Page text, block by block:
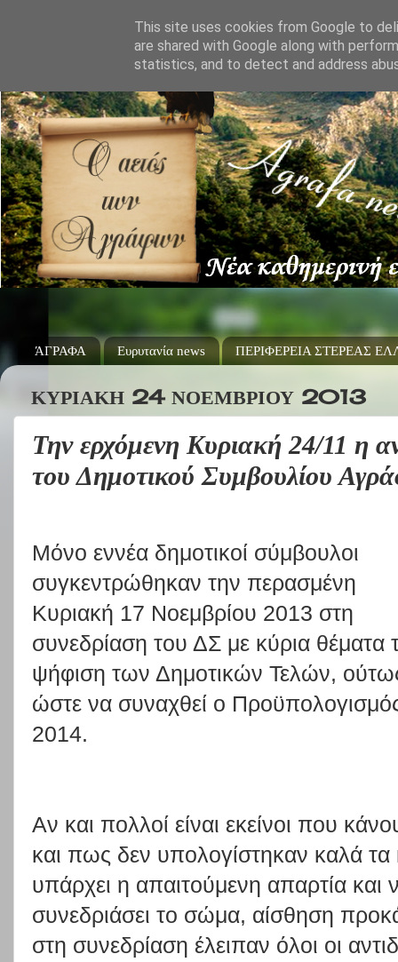
ΆΓΡΑΦΑ Ευρυτανία news ΠΕΡΙΦΕΡΕΙΑ ΣΤΕΡΕΑΣ
ΚΥΡΙΑΚΉ 24 ΝΟΕΜΒΡΊΟΥ 2013
Την ερχόμενη Κυριακή 24/11 η
του Δημοτικού Συμβουλίου
Μόνο εννέα δημοτικοί σύμβουλοι
συγκεντρώθηκαν την περασμένη
Κυριακή 17 Νοεμβρίου 2013 στη
συνεδρίαση του ΔΣ με κύρια θέματα
ψήφιση των Δημοτικών Τελών,
ώστε να συναχθεί ο
2014.
Αν και πολλοί είναι εκείνοι που
και πως δεν υπολογίστηκαν καλά
υπάρχει η απαιτούμενη απαρτία και
συνεδριάσει το σώμα, αίσθηση
στη συνεδρίαση έλειπαν όλοι οι
This site uses cookies from Google to
are shared with Google along with
statistics, and to detect and address